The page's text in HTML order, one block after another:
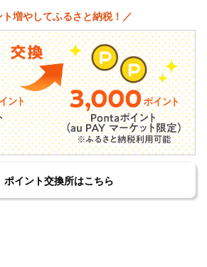
ト増やしてふるさと納税！／
ポイント交換所はこちら